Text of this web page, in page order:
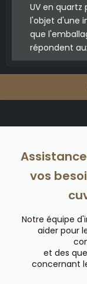
UV en
l'objet d'une
que
répondent
vos
Notre équipe
aider pour
et des
concernant